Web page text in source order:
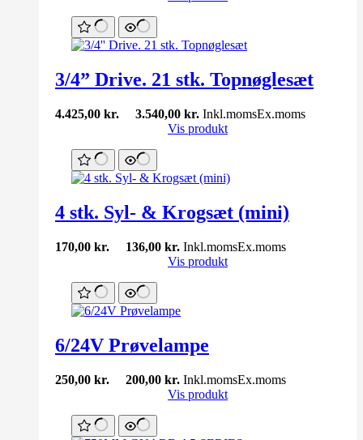
3/4” Drive. 21 stk. Topnøglesæt
4.425,00 kr. 3.540,00 kr. Inkl.momsEx.moms
Vis produkt
4 stk. Syl- & Krogsæt (mini)
170,00 kr. 136,00 kr. Inkl.momsEx.moms
Vis produkt
6/24V Prøvelampe
250,00 kr. 200,00 kr. Inkl.momsEx.moms
Vis produkt